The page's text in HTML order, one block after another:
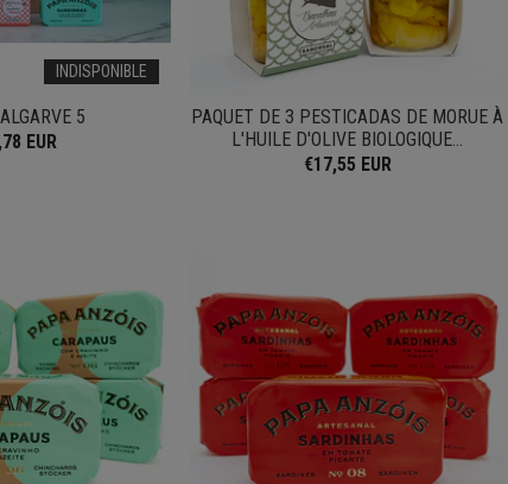
INDISPONIBLE
5
EUR
PAQUET DE 3 PESTICADAS DE MORUE À
L'HUILE D'OLIVE BIOLOGIQUE...
€17,55 EUR